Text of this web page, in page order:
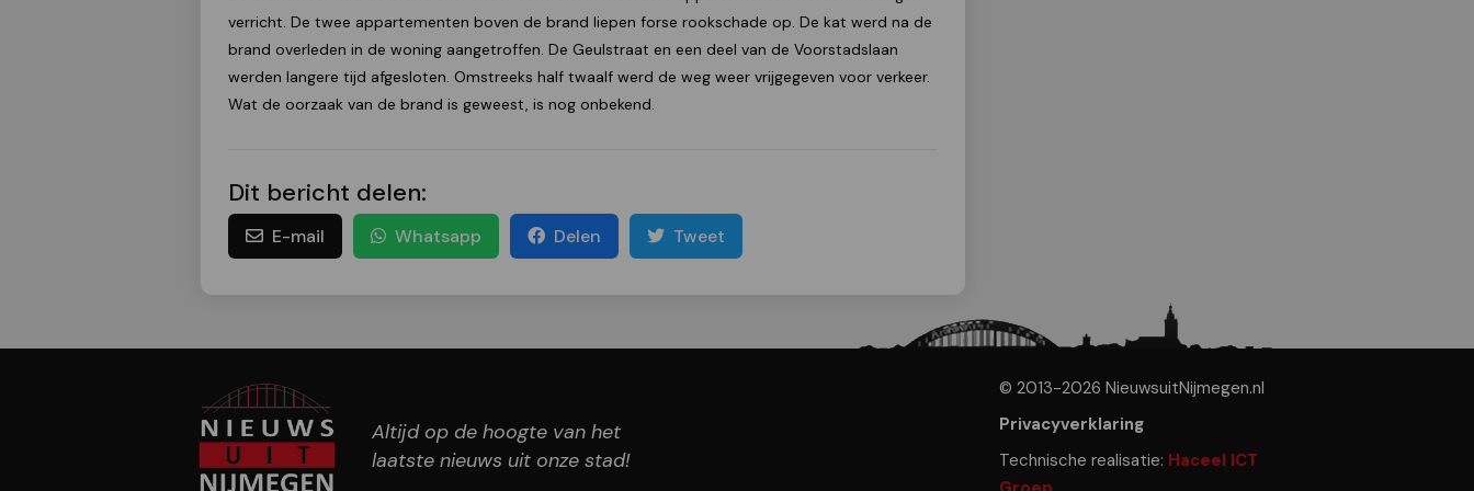
verricht. De twee appartementen boven de brand liepen forse rookschade op. De kat werd na de
brand overleden in de woning aangetroffen. De Geulstraat en een deel van de Voorstadslaan
werden langere tijd afgesloten. Omstreeks half twaalf werd de weg weer vrijgegeven voor verkeer.
Wat de oorzaak van de brand is geweest, is nog onbekend.
Dit bericht delen:
E-mail Whatsapp Delen Tweet
Altijd op de hoogte van het
laatste nieuws uit onze stad!
© 2013-2026 NieuwsuitNijmegen.nl
Privacyverklaring
Technische realisatie: Haceel ICT